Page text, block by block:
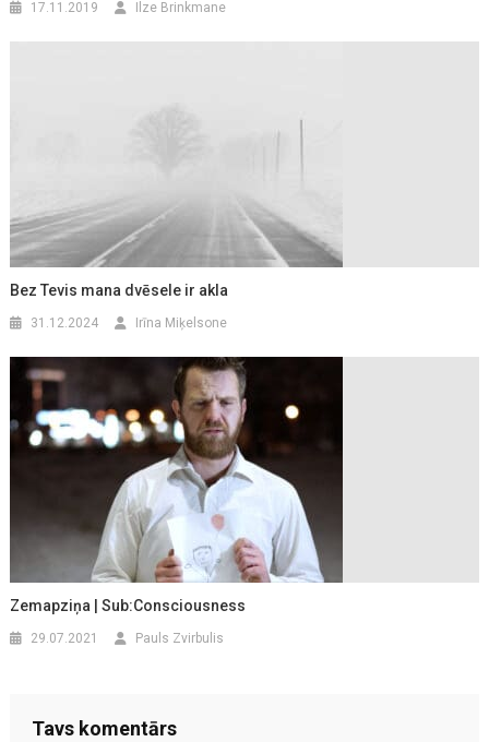
17.11.2019 Ilze Brinkmane
Bez Tevis mana dvēsele ir akla
31.12.2024 Irīna Miķelsone
Zemapziņa | Sub:Consciousness
29.07.2021 Pauls Zvirbulis
Tavs komentārs